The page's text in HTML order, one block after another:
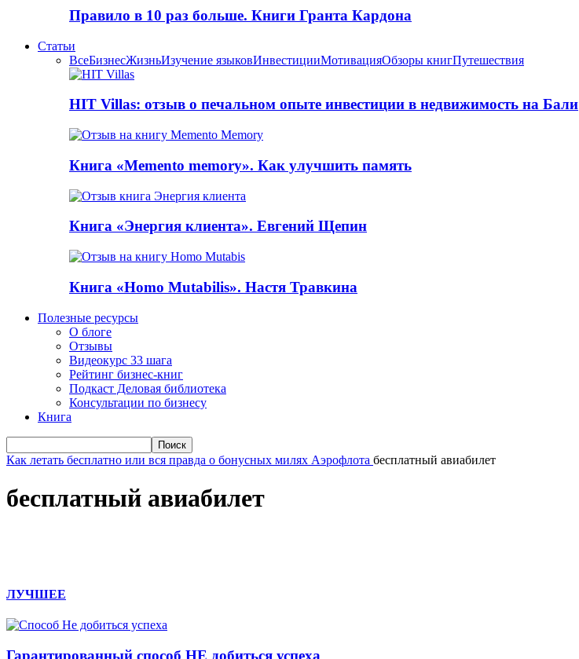
Правило в 10 раз больше. Книги Грантa Кардона
Статьи
ВсеБизнесЖизньИзучение языковИнвестицииМотивацияОбзоры книгПутешествия
HIT Villas: отзыв о печальном опыте инвестиции в недвижимость на Бали
Книга «Memento memory». Как улучшить память
Книга «Энергия клиента». Евгений Щепин
Книга «Homo Mutabilis». Настя Травкина
Полезные ресурсы
О блоге
Отзывы
Видеокурс 33 шага
Рейтинг бизнес-книг
Подкаст Деловая библиотека
Консультации по бизнесу
Книга
Как летать бесплатно или вся правда о бонусных милях Аэрофлота бесплатный авиабилет
бесплатный авиабилет
ЛУЧШЕЕ
Гарантированный способ НЕ добиться успеха